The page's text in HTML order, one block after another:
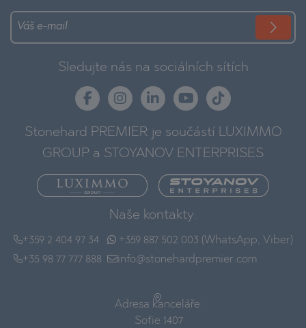
Sledujte nás na sociálních sítích
Stonehard PREMIER je součástí LUXIMMO
GROUP a STOYANOV ENTERPRISES
Naše kontakty:
+359 2 404 97 34
+35 98 77 777 888
+359 887 502 003 (WhatsApp, Viber)
info@stonehardpremier.com
Adresa kanceláře:
Sofie 1407